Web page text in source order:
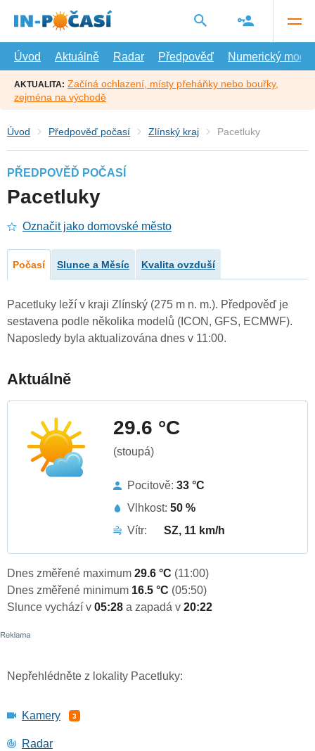
hlavní
Úvod
Aktuálně Radar Předpověď Numerický model
AKTUALITA: Začíná ochlazení, místy přeháňky nebo bouřky,
zejména na východě
Úvod Předpověď počasí Zlínský kraj Pacetluky
PŘEDPOVĚĎ POČASÍ
Pacetluky
Označit jako domovské město
Počasí Slunce a Měsíc Kvalita ovzduší
Pacetluky leží v kraji Zlínský (275 m n. m.). Předpověď je
sestavena podle několika modelů (ICON, GFS, ECMWF).
Naposledy byla aktualizována dnes v 11:00.
Aktuálně
29.6 °C
(stoupá)
Pocitově: 33 °C
Vlhkost: 50 %
Vítr:
SZ, 11 km/h
Dnes změřené maximum 29.6 °C (11:00)
Dnes změřené minimum 16.5 °C (05:50)
Slunce vychází v 05:28 a zapadá v 20:22
Nepřehlédněte z lokality Pacetluky:
Kamery 3
Radar